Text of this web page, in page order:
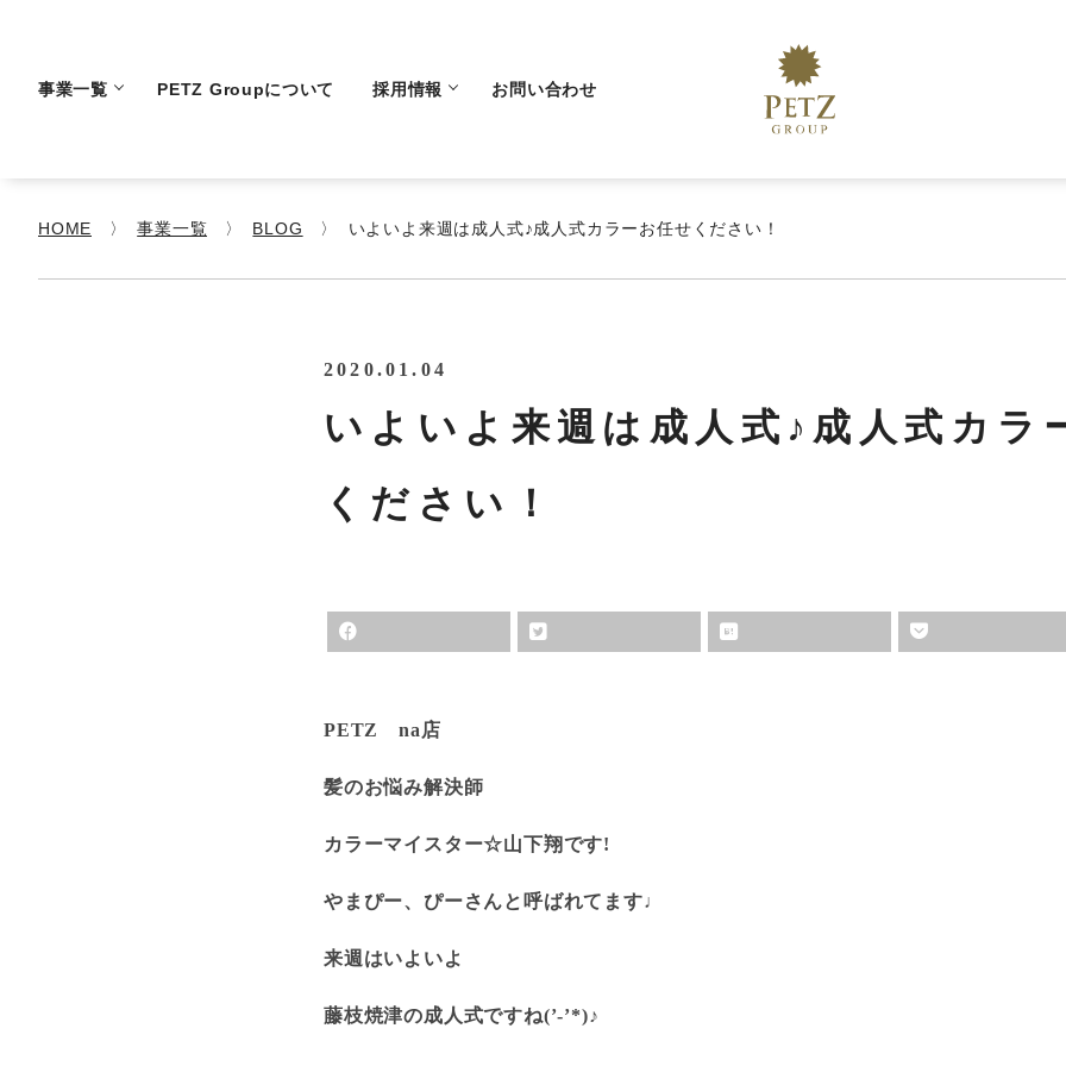
事業一覧 PETZ Groupについて 採用情報 お問い合わせ
HOME 事業一覧 BLOG いよいよ来週は成人式♪成人式カラーお任せください！
2020.01.04
いよいよ来週は成人式♪成人式カラ
ください！
PETZ na店
髪のお悩み解決師
カラーマイスター☆山下翔です!
やまぴー、ぴーさんと呼ばれてます♩
来週はいよいよ
藤枝焼津の成人式ですね(’-’*)♪